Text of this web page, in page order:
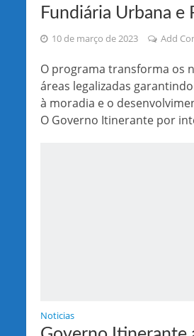
Fundiária Urbana e
10 de março de 2023 Add
O programa transforma os
áreas legalizadas
à moradia e o
O Governo Itinerante por
Noticias